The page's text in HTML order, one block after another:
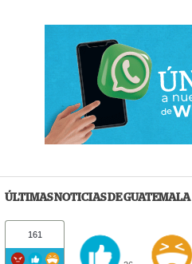
ÚLTIMAS NOTICIAS DE GUATEMALA
161